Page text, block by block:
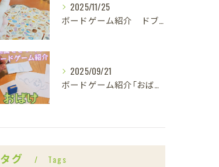
2025/11/25
ボードゲーム紹介 ドブルカタン
2025/09/21
ボードゲーム紹介｢おばけキャッチ｣
タグ Tags